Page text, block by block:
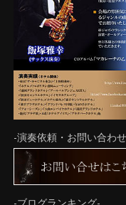
-演奏依頼・お問い合わ